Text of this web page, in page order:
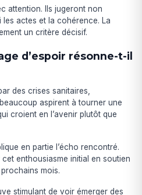
attention. Ils jugeront non
les actes et la cohérence. La
un critère décisif.
d’espoir résonne-t-il
des crises sanitaires,
aspirent à tourner une
croient en l’avenir plutôt que
en partie l’écho rencontré.
enthousiasme initial en soutien
prochains mois.
stimulant de voir émerger des